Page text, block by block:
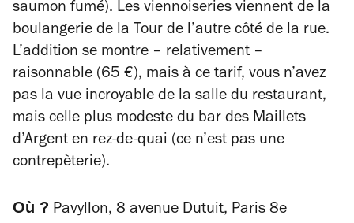
saumon fumé). Les viennoiseries viennent de la
boulangerie de la Tour de l’autre côté de la rue.
L’addition se montre – relativement –
raisonnable (65 €), mais à ce tarif, vous n’avez
pas la vue incroyable de la salle du restaurant,
mais celle plus modeste du bar des Maillets
d’Argent en rez-de-quai (ce n’est pas une
contrepèterie).
Où ? Pavyllon, 8 avenue Dutuit, Paris 8e